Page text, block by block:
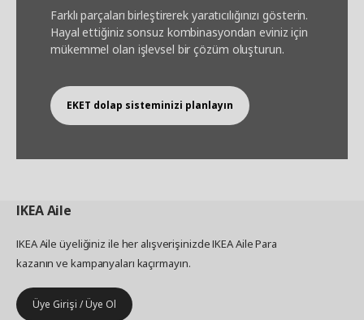
Farklı parçaları birleştirerek yaratıcılığınızı gösterin.
Hayal ettiğiniz sonsuz kombinasyondan eviniz için
mükemmel olan işlevsel bir çözüm oluşturun.
EKET dolap sisteminizi planlayın
IKEAAile
IKEA Aile üyeliğiniz ile her alışverişinizde IKEA Aile Para
kazanın ve kampanyaları kaçırmayın.
Üye Girişi / Üye Ol